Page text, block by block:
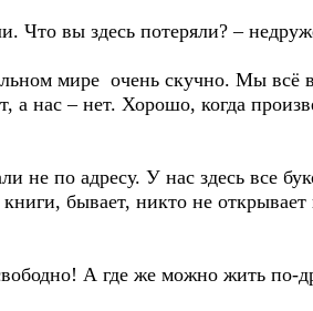
Что вы здесь потеряли? –
мире очень скучно. Мы всё
а нас – нет. Хорошо, когда
не по адресу. У нас здесь все
бывает, никто не
А где же можно жить по-